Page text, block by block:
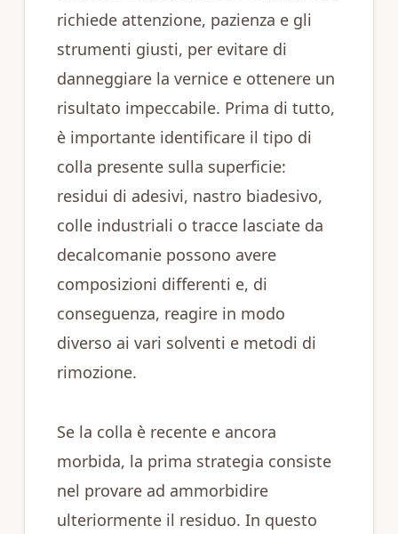
richiede attenzione, pazienza e gli
strumenti giusti, per evitare di
danneggiare la vernice e ottenere un
risultato impeccabile. Prima di tutto,
è importante identificare il tipo di
colla presente sulla superficie:
residui di adesivi, nastro biadesivo,
colle industriali o tracce lasciate da
decalcomanie possono avere
composizioni differenti e, di
conseguenza, reagire in modo
diverso ai vari solventi e metodi di
rimozione.
Se la colla è recente e ancora
morbida, la prima strategia consiste
nel provare ad ammorbidire
ulteriormente il residuo. In questo